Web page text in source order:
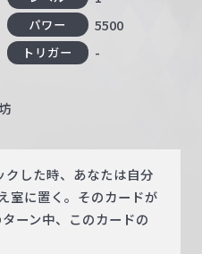
パワー 5500
トリガー -
クした時、あなたは自分
室に置く。そのカードが
ーン中、このカードの